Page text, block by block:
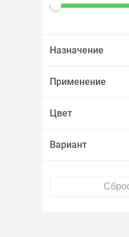
Назначение
Применение
Цвет
Вариант